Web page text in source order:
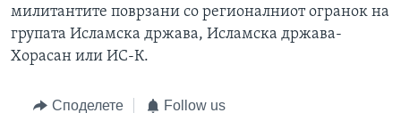
милитантите поврзани со регионалниот огранок на
групата Исламска држава, Исламска држава-
Хорасан или ИС-К.
Споделете Follow us